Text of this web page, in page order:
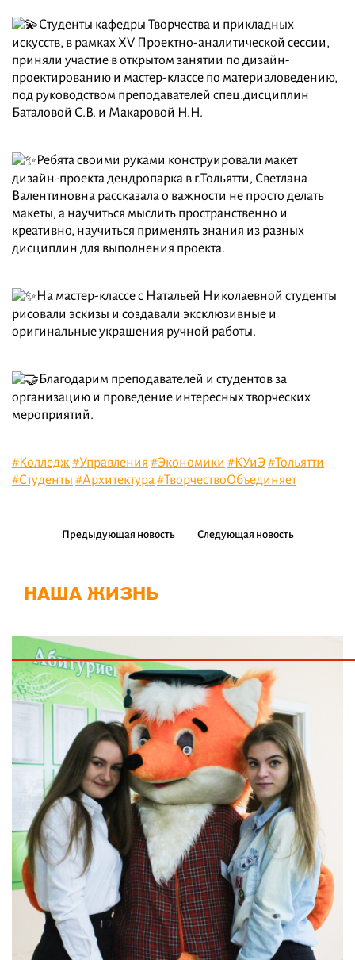
Студенты кафедры Творчества и прикладных
искусств, в рамках XV Проектно-аналитической сессии,
приняли участие в открытом занятии по дизайн-
проектированию и мастер-классе по материаловедению,
под руководством преподавателей спец.дисциплин
Баталовой С.В. и Макаровой Н.Н.
Ребята своими руками конструировали макет
дизайн-проекта дендропарка в г.Тольятти, Светлана
Валентиновна рассказала о важности не просто делать
макеты, а научиться мыслить пространственно и
креативно, научиться применять знания из разных
дисциплин для выполнения проекта.
На мастер-классе с Натальей Николаевной студенты
рисовали эскизы и создавали эксклюзивные и
оригинальные украшения ручной работы.
Благодарим преподавателей и студентов за
организацию и проведение интересных творческих
мероприятий.
#Колледж#Управления #Экономики #КУиЭ#Тольятти
#Студенты #Архитектура#ТворчествоОбъединяет
Предыдующая новость Следующая новость
НАША ЖИЗНЬ